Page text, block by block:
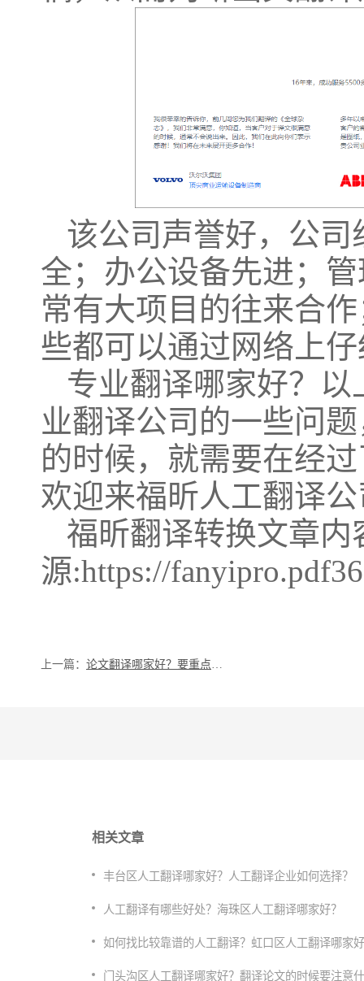
该公司声誉好，公
全；办公设备先进；
常有大项目的往来合
些都可以通过网络上
专业翻译哪家好？
业翻译公司的一些问
的时候，就需要在经
欢迎来福昕人工翻译
福昕翻译转换文章内
源:https://
上一篇： 论文翻译哪家好？要重点考察哪些方面？
相关文章
丰台区人工翻译哪家好？人工翻译企业如何选择？
人工翻译有哪些好处？海珠区人工翻译哪家好？
如何找比较靠谱的人工翻译？虹口区人工翻译哪家
门头沟区人工翻译哪家好？翻译论文的时候要注意